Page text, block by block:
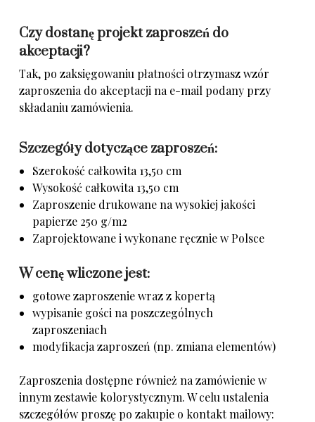
Czy dostanę projekt zaproszeń do
akceptacji?
Tak, po zaksięgowaniu płatności otrzymasz wzór
zaproszenia do akceptacji na e-mail podany przy
składaniu zamówienia.
Szczegóły dotyczące zaproszeń:
Szerokość całkowita 13,50 cm
Wysokość całkowita 13,50 cm
Zaproszenie drukowane na wysokiej jakości
papierze 250 g/m2
Zaprojektowane i wykonane ręcznie w Polsce
W cenę wliczone jest:
gotowe zaproszenie wraz z kopertą
wypisanie gości na poszczególnych
zaproszeniach
modyfikacja zaproszeń (np. zmiana elementów)
Zaproszenia dostępne również na zamówienie w
innym zestawie kolorystycznym. W celu ustalenia
szczegółów proszę po zakupie o kontakt mailowy: